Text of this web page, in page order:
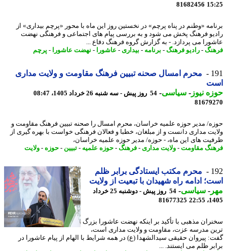
81682456
«وطنم در پناه پرچم» در نخستین روز این ماه با محور «پرچم بیداری» از
فرهنگ پخش می شود و به بررسی پیام های اجتماعی و فرهنگی نهضت
می پردازد. - به گزارش گروه فرهنگ دفاع ...
-رادیو فرهنگ -برنامه -بیداری- عاشورا-نهضت عاشورا-پرچم
محرم امسال صحنه تبیین فرهنگ مقاومت و ولایت مداری
نیوز-سیاسی-54 روز پیش - سه شنبه 26 خرداد 1405، 08:47
مدیر حوزه علمیه خراسان، محرم امسال را صحنه تبیین فرهنگ مقاومت و
مداری دانست و از مبلغان، خطبا و فعالان فرهنگی خواست با بهره گیری از
های این ماه، - حوزه/ مدیر حوزه علمیه خراسان،
مقاومت-ولایت مداری- فرهنگ -حوزه علمیه-تبیین-حوزه-ولایت
محرم مکتب ایستادگی برابر ظلم
ادامه راه شهیدان با تبعیت از ولایت
-سیاسی-
54 روز پیش - دوشنبه 25 خرداد
81677325
مذهبی با تأکید بر اینکه نهضت عاشورا بزرگ
مدرسه عزت، مقاومت و ولایت مداری است،
پیروان حقیقی سیدالشهدا (ع) در همه شرایط با الهام از پیام عاشورا در
ظلم می ایستند. ...